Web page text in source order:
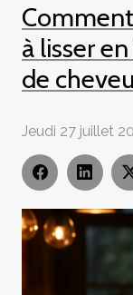
à lisser
de
Jeudi 27 juillet